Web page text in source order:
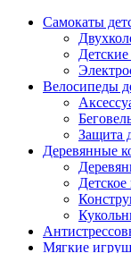
Самокаты
Велосипеды
Защита
Деревянные
Мягкие